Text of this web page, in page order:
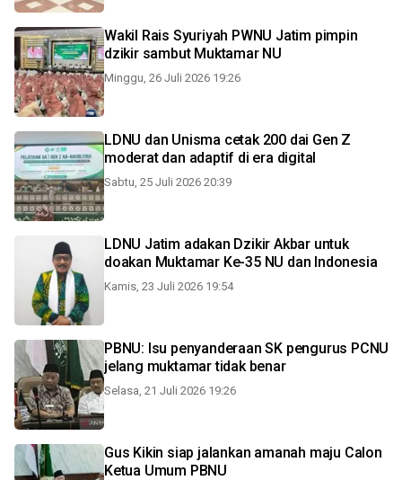
Wakil Rais Syuriyah PWNU Jatim pimpin
dzikir sambut Muktamar NU
Minggu, 26 Juli 2026 19:26
LDNU dan Unisma cetak 200 dai Gen Z
moderat dan adaptif di era digital
Sabtu, 25 Juli 2026 20:39
LDNU Jatim adakan Dzikir Akbar untuk
doakan Muktamar Ke-35 NU dan Indonesia
Kamis, 23 Juli 2026 19:54
PBNU: Isu penyanderaan SK pengurus PCNU
jelang muktamar tidak benar
Selasa, 21 Juli 2026 19:26
Gus Kikin siap jalankan amanah maju Calon
Ketua Umum PBNU